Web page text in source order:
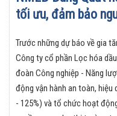
tối ưu, đảm bảo
Trước những dự báo về gia
Công ty cổ phần Lọc hóa
đoàn Công nghiệp - Năng
động vận hành an toàn,
- 125%) và tổ chức hoạt